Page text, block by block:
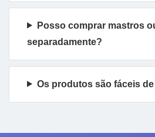
Posso comprar mastros
separadamente?
Os produtos são fáceis